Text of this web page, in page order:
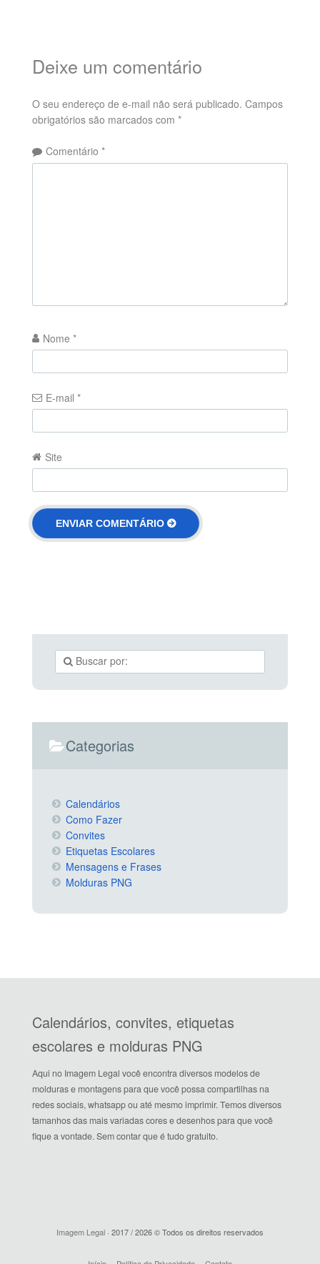
Deixe um comentário
O seu endereço de e-mail não será publicado. Campos
obrigatórios são marcados com *
Comentário *
Nome *
E-mail *
Site
Categorias
Calendários
Como Fazer
Convites
Etiquetas Escolares
Mensagens e Frases
Molduras PNG
Calendários, convites, etiquetas
escolares e molduras PNG
Aqui no Imagem Legal você encontra diversos modelos de
molduras e montagens para que você possa compartilhas na
redes sociais, whatsapp ou até mesmo imprimir. Temos diversos
tamanhos das mais variadas cores e desenhos para que você
fique a vontade. Sem contar que é tudo gratuito.
Imagem Legal · 2017 / 2026 © Todos os direitos reservados